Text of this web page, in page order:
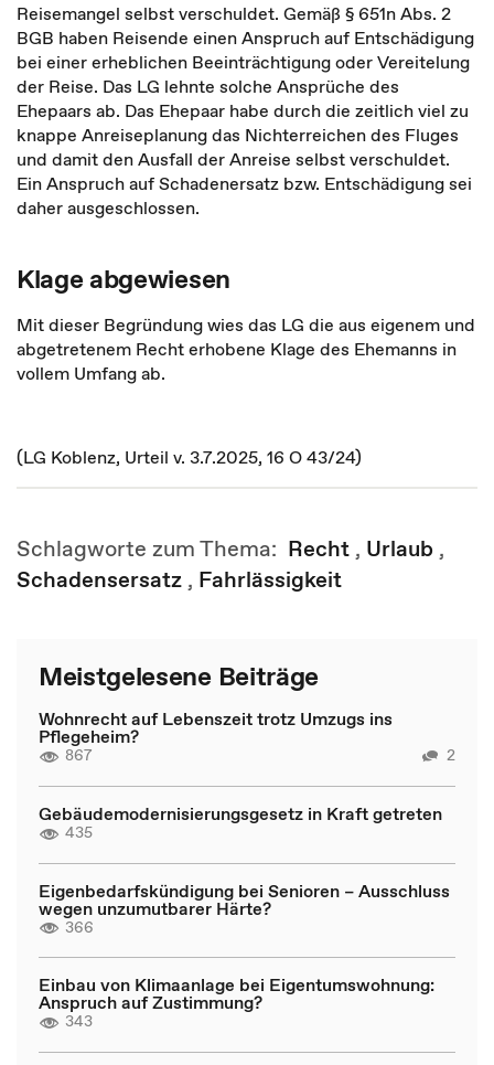
Reisemangel selbst verschuldet. Gemäß § 651n Abs. 2
BGB haben Reisende einen Anspruch auf Entschädigung
bei einer erheblichen Beeinträchtigung oder Vereitelung
der Reise. Das LG lehnte solche Ansprüche des
Ehepaars ab. Das Ehepaar habe durch die zeitlich viel zu
knappe Anreiseplanung das Nichterreichen des Fluges
und damit den Ausfall der Anreise selbst verschuldet.
Ein Anspruch auf Schadenersatz bzw. Entschädigung sei
daher ausgeschlossen.
Klage abgewiesen
Mit dieser Begründung wies das LG die aus eigenem und
abgetretenem Recht erhobene Klage des Ehemanns in
vollem Umfang ab.
(LG Koblenz, Urteil v. 3.7.2025, 16 O 43/24)
Schlagworte zum Thema: Recht , Urlaub ,
Schadensersatz , Fahrlässigkeit
Meistgelesene Beiträge
Wohnrecht auf Lebenszeit trotz Umzugs ins
Pflegeheim?
867 2
Gebäudemodernisierungsgesetz in Kraft getreten
435
Eigenbedarfskündigung bei Senioren – Ausschluss
wegen unzumutbarer Härte?
366
Einbau von Klimaanlage bei Eigentumswohnung:
Anspruch auf Zustimmung?
343